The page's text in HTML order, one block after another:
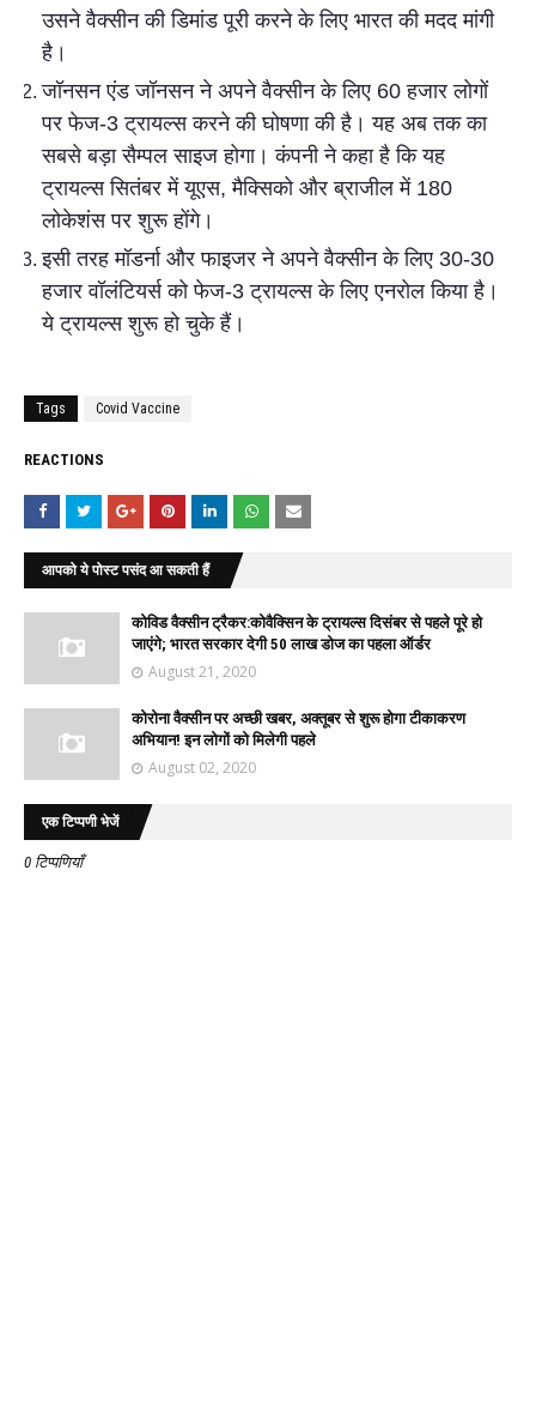
उसने वैक्सीन की डिमांड पूरी करने के लिए भारत की मदद मांगी
है।
जॉनसन एंड जॉनसन ने अपने वैक्सीन के लिए 60 हजार लोगों
पर फेज-3 ट्रायल्स करने की घोषणा की है। यह अब तक का
सबसे बड़ा सैम्पल साइज होगा। कंपनी ने कहा है कि यह
ट्रायल्स सितंबर में यूएस, मैक्सिको और ब्राजील में 180
लोकेशंस पर शुरू होंगे।
इसी तरह मॉडर्ना और फाइजर ने अपने वैक्सीन के लिए 30-30
हजार वॉलंटियर्स को फेज-3 ट्रायल्स के लिए एनरोल किया है।
ये ट्रायल्स शुरू हो चुके हैं।
Tags Covid Vaccine
REACTIONS
आपको ये पोस्ट पसंद आ सकती हैं
कोविड वैक्सीन ट्रैकर:कोवैक्सिन के ट्रायल्स दिसंबर से पहले पूरे हो
जाएंगे; भारत सरकार देगी 50 लाख डोज का पहला ऑर्डर
August 21, 2020
कोरोना वैक्सीन पर अच्छी खबर, अक्तूबर से शुरू होगा टीकाकरण
अभियान! इन लोगों को मिलेगी पहले
August 02, 2020
एक टिप्पणी भेजें
0 टिप्पणियाँ